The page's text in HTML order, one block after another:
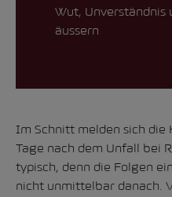
Wut, Unverständnis
äussern
Im Schnitt melden sich die
Tage nach dem Unfall bei
typisch, denn die Folgen
nicht unmittelbar danach.